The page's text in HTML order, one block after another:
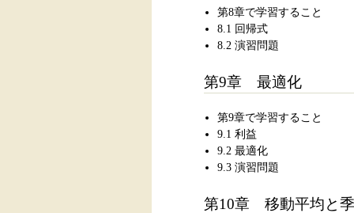
第8章で学習すること
8.1 回帰式
8.2 演習問題
第9章 最適化
第9章で学習すること
9.1 利益
9.2 最適化
9.3 演習問題
第10章 移動平均と